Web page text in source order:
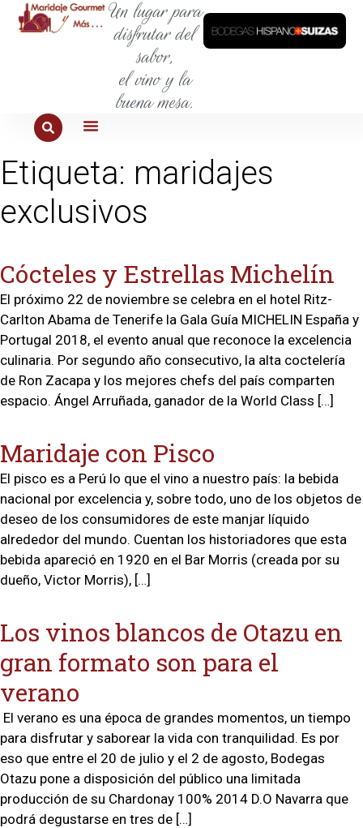
Un lugar para
disfrutar del
sabor,
el vino y la
buena mesa.
Etiqueta: maridajes
exclusivos
Cócteles y Estrellas Michelín
El próximo 22 de noviembre se celebra en el hotel Ritz-
Carlton Abama de Tenerife la Gala Guía MICHELIN España y
Portugal 2018, el evento anual que reconoce la excelencia
culinaria. Por segundo año consecutivo, la alta coctelería
de Ron Zacapa y los mejores chefs del país comparten
espacio. Ángel Arruñada, ganador de la World Class […]
Maridaje con Pisco
El pisco es a Perú lo que el vino a nuestro país: la bebida
nacional por excelencia y, sobre todo, uno de los objetos de
deseo de los consumidores de este manjar líquido
alrededor del mundo. Cuentan los historiadores que esta
bebida apareció en 1920 en el Bar Morris (creada por su
dueño, Victor Morris), […]
Los vinos blancos de Otazu en
gran formato son para el
verano
El verano es una época de grandes momentos, un tiempo
para disfrutar y saborear la vida con tranquilidad. Es por
eso que entre el 20 de julio y el 2 de agosto, Bodegas
Otazu pone a disposición del público una limitada
producción de su Chardonay 100% 2014 D.O Navarra que
podrá degustarse en tres de […]